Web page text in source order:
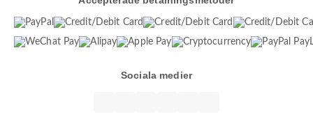
Sociala medier